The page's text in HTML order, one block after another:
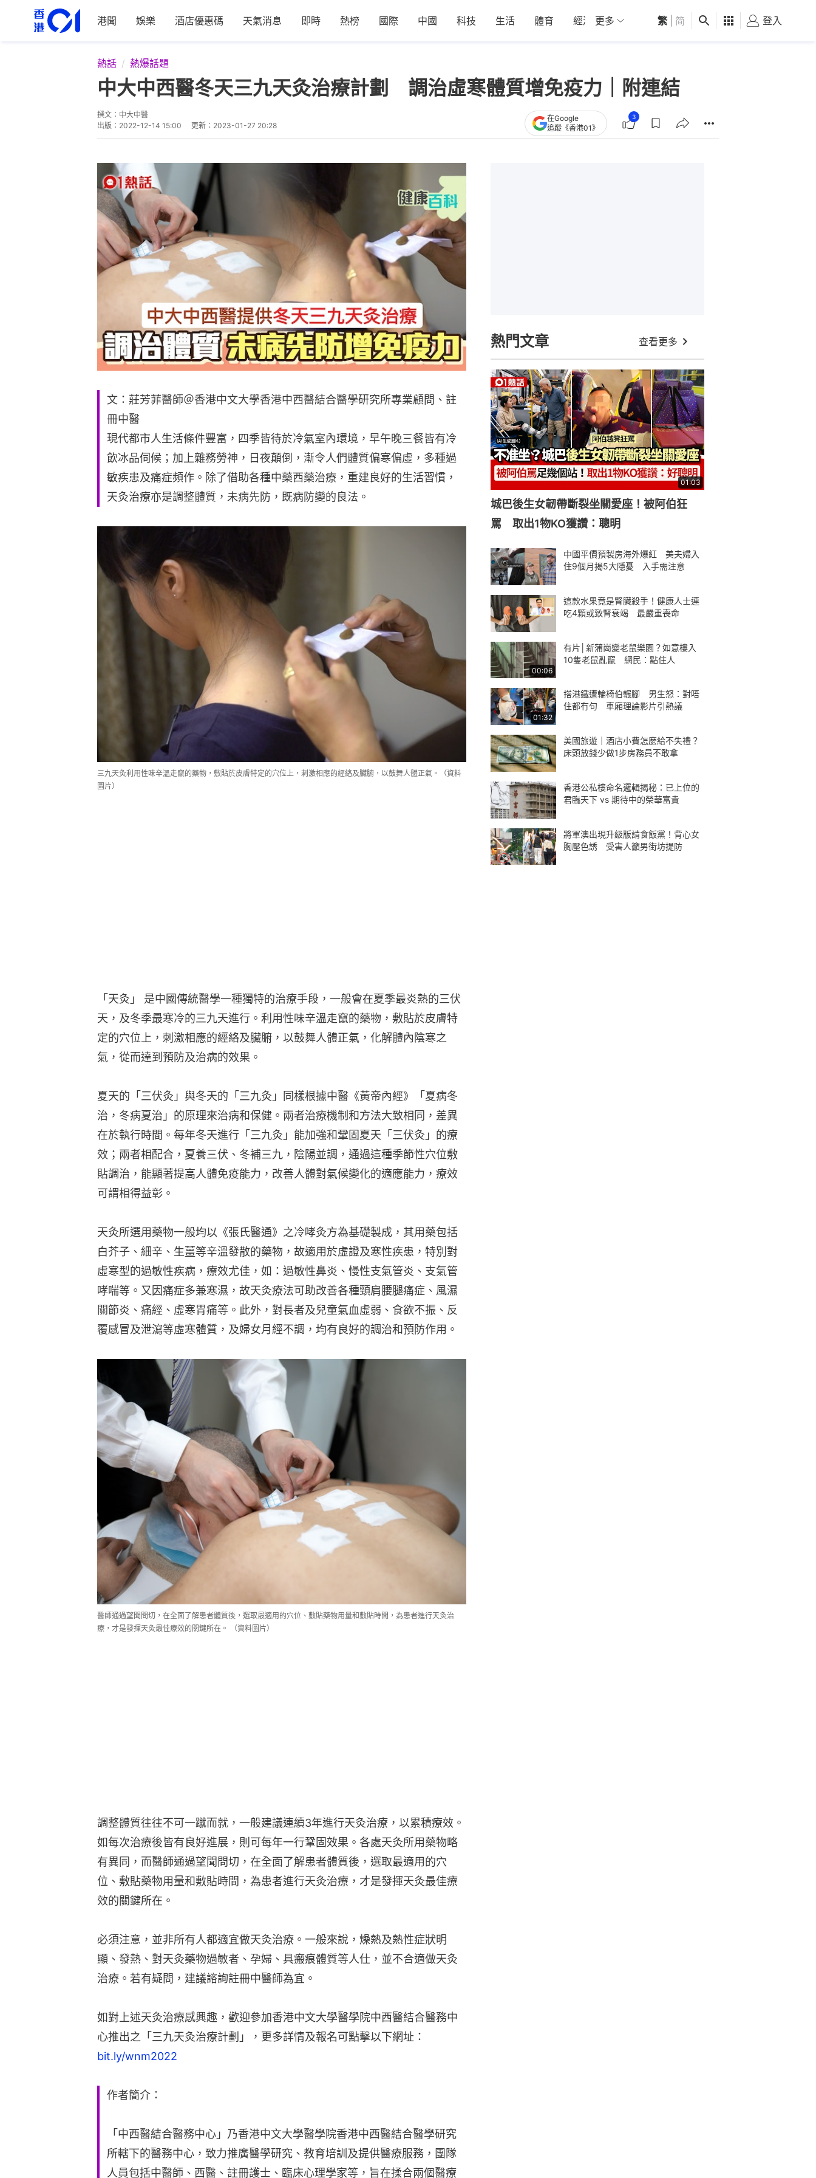
港聞 娛樂 酒店優惠碼 天氣消息 即時 熱榜 國際 中國 科技 生活 體育 經濟 01深圳 觀點 健康 好食玩飛
更多 繁 简 登入
熱話 熱爆話題
中大中西醫冬天三九天灸治療計劃 調治虛寒體質增免疫力｜附連結
撰文： 中大中醫
出版： 2022-12-14 15:00 更新： 2023-01-27 20:28
在Google
追蹤《香港01》
3
文：莊芳菲醫師＠香港中文大學香港中西醫結合醫學研究所專業顧問、註
冊中醫
現代都市人生活條件豐富，四季皆待於冷氣室內環境，早午晚三餐皆有冷
飲冰品伺候；加上雜務勞神，日夜顛倒，漸令人們體質偏寒偏虛，多種過
敏疾患及痛症頻作。除了借助各種中藥西藥治療，重建良好的生活習慣，
天灸治療亦是調整體質，未病先防，既病防變的良法。
三九天灸利用性味辛溫走竄的藥物，敷貼於皮膚特定的穴位上，刺激相應的經絡及臟腑，以鼓舞人體正氣。（資料
圖片）
「天灸」 是中國傳統醫學一種獨特的治療手段，一般會在夏季最炎熱的三伏
天，及冬季最寒冷的三九天進行。利用性味辛溫走竄的藥物，敷貼於皮膚特
定的穴位上，刺激相應的經絡及臟腑，以鼓舞人體正氣，化解體內陰寒之
氣，從而達到預防及治病的效果。
夏天的「三伏灸」與冬天的「三九灸」同樣根據中醫《黃帝內經》「夏病冬
治，冬病夏治」的原理來治病和保健。兩者治療機制和方法大致相同，差異
在於執行時間。每年冬天進行「三九灸」能加強和鞏固夏天「三伏灸」的療
效；兩者相配合，夏養三伏、冬補三九，陰陽並調，通過這種季節性穴位敷
貼調治，能顯著提高人體免疫能力，改善人體對氣候變化的適應能力，療效
可謂相得益彰。
天灸所選用藥物一般均以《張氏醫通》之冷哮灸方為基礎製成，其用藥包括
白芥子、細辛、生薑等辛溫發散的藥物，故適用於虛證及寒性疾患，特別對
虛寒型的過敏性疾病，療效尤佳，如：過敏性鼻炎、慢性支氣管炎、支氣管
哮喘等。又因痛症多兼寒濕，故天灸療法可助改善各種頸肩腰腿痛症、風濕
關節炎、痛經、虛寒胃痛等。此外，對長者及兒童氣血虛弱、食欲不振、反
覆感冒及泄瀉等虛寒體質，及婦女月經不調，均有良好的調治和預防作用。
醫師通過望聞問切，在全面了解患者體質後，選取最適用的穴位、敷貼藥物用量和敷貼時間，為患者進行天灸治
療，才是發揮天灸最佳療效的關鍵所在。 （資料圖片）
調整體質往往不可一蹴而就，一般建議連續3年進行天灸治療，以累積療效。
如每次治療後皆有良好進展，則可每年一行鞏固效果。各處天灸所用藥物略
有異同，而醫師通過望聞問切，在全面了解患者體質後，選取最適用的穴
位、敷貼藥物用量和敷貼時間，為患者進行天灸治療，才是發揮天灸最佳療
效的關鍵所在。
必須注意，並非所有人都適宜做天灸治療。一般來說，燥熱及熱性症狀明
顯、發熱、對天灸藥物過敏者、孕婦、具瘢痕體質等人仕，並不合適做天灸
治療。若有疑問，建議諮詢註冊中醫師為宜。
如對上述天灸治療感興趣，歡迎參加香港中文大學醫學院中西醫結合醫務中
心推出之「三九天灸治療計劃」，更多詳情及報名可點擊以下網址：
bit.ly/wnm2022
作者簡介：
「中西醫結合醫務中心」乃香港中文大學醫學院香港中西醫結合醫學研究
所轄下的醫務中心，致力推廣醫學研究、教育培訓及提供醫療服務，團隊
人員包括中醫師、西醫、註冊護士、臨床心理學家等，旨在揉合兩個醫療
熱門文章 查看更多
01:03
城巴後生女韌帶斷裂坐關愛座！被阿伯狂
罵 取出1物KO獲讚：聰明
中國平價預製房海外爆紅 美夫婦入
住9個月揭5大隱憂 入手需注意
這款水果竟是腎臟殺手！健康人士連
吃4顆或致腎衰竭 最嚴重喪命
00:06
有片│新蒲崗變老鼠樂園？如意樓入
10隻老鼠亂竄 網民：點住人
01:32
搭港鐵遭輪椅伯輾腳 男生怒：對唔
住都冇句 車廂理論影片引熱議
美國旅遊｜酒店小費怎麼給不失禮？
床頭放錢少做1步房務員不敢拿
香港公私樓命名邏輯揭秘：已上位的
君臨天下 vs 期待中的榮華富貴
將軍澳出現升級版請食飯黨！背心女
胸壓色誘 受害人籲男街坊提防